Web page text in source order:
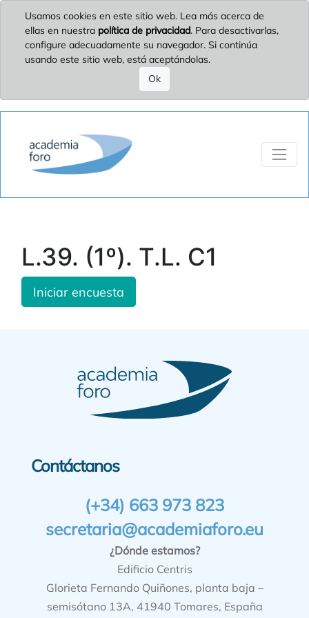
Usamos cookies en este sitio web. Lea más acerca de
ellas en nuestra política de privacidad. Para desactivarlas,
configure adecuadamente su navegador. Si continúa
usando este sitio web, está aceptándolas.
Ok
L.39. (1º). T.L. C1
Iniciar encuesta
Contáctanos
(+34) 663 973 823
secretaria@academiaforo.eu
¿Dónde estamos?
Edificio Centris
Glorieta Fernando Quiñones, planta baja –
semisótano 13A, 41940 Tomares, España